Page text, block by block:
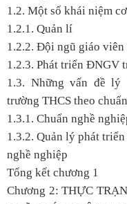
1.2. Một số khái niệm
1.2.1. Quản lí
1.2.2. Đội ngũ giáo viên
1.2.3. Phát triển ĐNGV
1.3. Những vấn đề
trường THCS theo
1.3.1. Chuẩn nghề
1.3.2. Quản lý phát
nghề nghiệp
Tổng kết chương 1
Chương 2: THỰC